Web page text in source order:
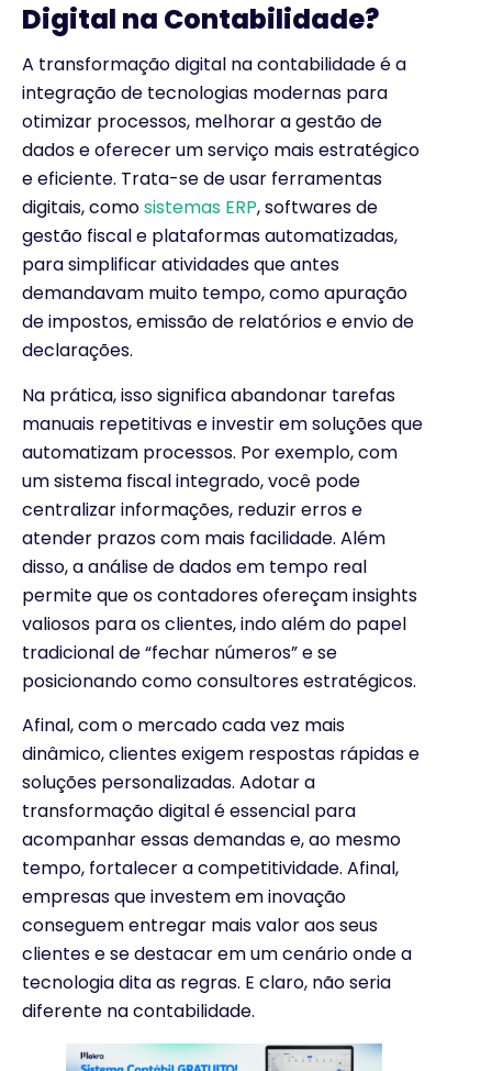
Digital na Contabilidade?
A transformação digital na contabilidade é a
integração de tecnologias modernas para
otimizar processos, melhorar a gestão de
dados e oferecer um serviço mais estratégico
e eficiente. Trata-se de usar ferramentas
digitais, comosistemas ERP, softwares de
gestão fiscal e plataformas automatizadas,
para simplificar atividades que antes
demandavam muito tempo, como apuração
de impostos, emissão de relatórios e envio de
declarações.
Na prática, isso significa abandonar tarefas
manuais repetitivas e investir em soluções que
automatizam processos. Por exemplo, com
um sistema fiscal integrado, você pode
centralizar informações, reduzir erros e
atender prazos com mais facilidade. Além
disso, a análise de dados em tempo real
permite que os contadores ofereçam insights
valiosos para os clientes, indo além do papel
tradicional de “fechar números” e se
posicionando como consultores estratégicos.
Afinal, com o mercado cada vez mais
dinâmico, clientes exigem respostas rápidas e
soluções personalizadas. Adotar a
transformação digital é essencial para
acompanhar essas demandas e, ao mesmo
tempo, fortalecer a competitividade. Afinal,
empresas que investem em inovação
conseguem entregar mais valor aos seus
clientes e se destacar em um cenário onde a
tecnologia dita as regras. E claro, não seria
diferente na contabilidade.